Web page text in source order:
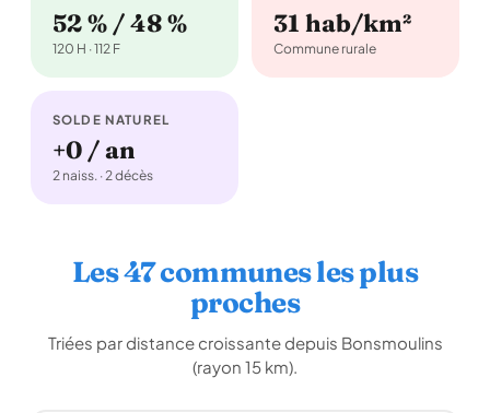
52 % / 48 %
120 H · 112 F
31 hab/km²
Commune rurale
SOLDE NATUREL
+0 / an
2 naiss. · 2 décès
Les 47 communes les plus
proches
Triées par distance croissante depuis Bonsmoulins
(rayon 15 km).